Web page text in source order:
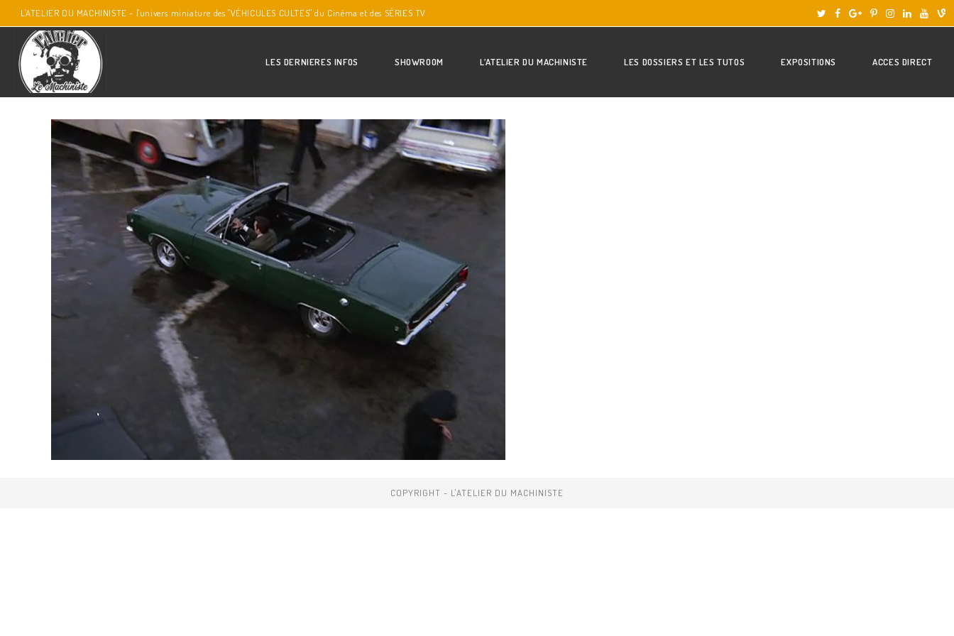
L'ATELIER DU MACHINISTE - l'univers miniature des "VÉHICULES CULTES" du Cinéma et des SÉRIES TV
LES DERNIERES INFOS SHOWROOM L’ATELIER DU MACHINISTE LES DOSSIERS ET LES TUTOS EXPOSITIONS ACCES DIRECT
COPYRIGHT - L'ATELIER DU MACHINISTE